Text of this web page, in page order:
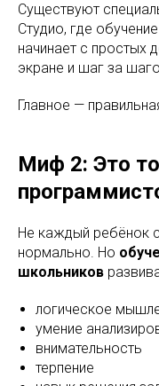
Существуют
Студио, где
начинает с простых
экране и шаг за
Главное —
Миф 2: Это
Не каждый ребёнок
нормально. Но
школьников
логическое
умение
внимательность
терпение